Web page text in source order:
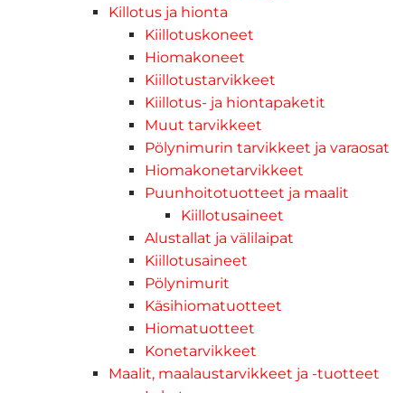
Killotus ja hionta
Kiillotuskoneet
Hiomakoneet
Kiillotustarvikkeet
Kiillotus- ja hiontapaketit
Muut tarvikkeet
Pölynimurin tarvikkeet ja varaosat
Hiomakonetarvikkeet
Puunhoitotuotteet ja maalit
Kiillotusaineet
Alustallat ja välilaipat
Kiillotusaineet
Pölynimurit
Käsihiomatuotteet
Hiomatuotteet
Konetarvikkeet
Maalit, maalaustarvikkeet ja -tuotteet